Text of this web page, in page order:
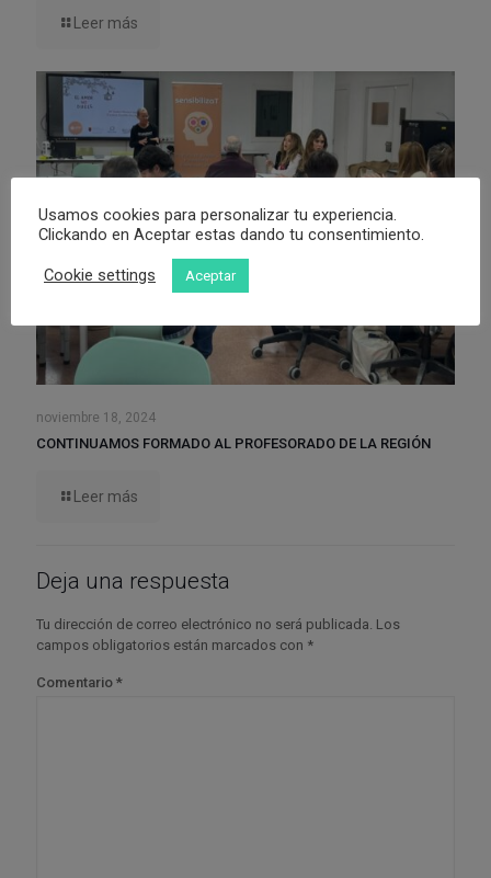
Leer más
noviembre 18, 2024
CONTINUAMOS FORMADO AL PROFESORADO DE LA REGIÓN
Leer más
Deja una respuesta
Tu dirección de correo electrónico no será publicada. Los
campos obligatorios están marcados con *
Comentario *
Usamos cookies para personalizar tu experiencia.
Clickando en Aceptar estas dando tu consentimiento.
Cookie settings Aceptar